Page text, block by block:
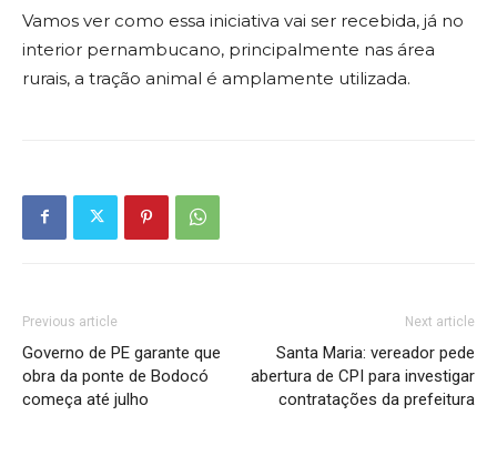
Vamos ver como essa iniciativa vai ser recebida, já no
interior pernambucano, principalmente nas área
rurais, a tração animal é amplamente utilizada.
Previous article
Governo de PE garante que
obra da ponte de Bodocó
começa até julho
Next article
Santa Maria: vereador pede
abertura de CPI para investigar
contratações da prefeitura